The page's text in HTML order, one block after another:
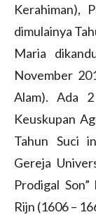
Kerahiman),
dimulainya
Maria
November
Alam). Ada
Keuskupan
Tahun Suci
Gereja
Prodigal
Rijn (1606 –